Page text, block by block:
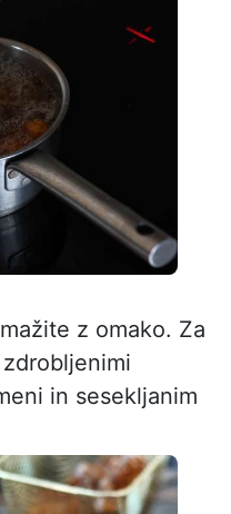
z omako. Za
in sesekljanim